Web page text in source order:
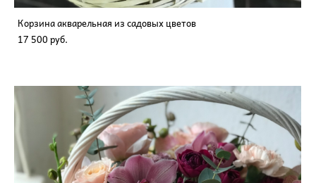
Корзина акварельная из садовых цветов
17 500 pуб.